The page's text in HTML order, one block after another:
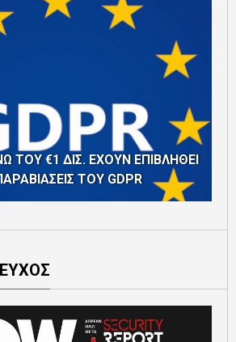
ΤΟΥ €1 ΔΙΣ. ΕΧΟΥΝ ΕΠΙΒΛΗΘΕΙ
ΤΟΥ GDPR